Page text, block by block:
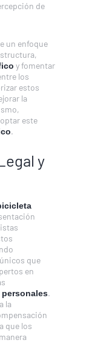
de
un enfoque
y fomentar
los
estos
la
este
.
y
que
en
.
la
que los